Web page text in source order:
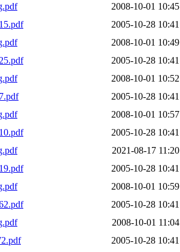
2008-10-01 10:45
2005-10-28 10:41
2008-10-01 10:49
2005-10-28 10:41
2008-10-01 10:52
2005-10-28 10:41
2008-10-01 10:57
2005-10-28 10:41
2021-08-17 11:20
2005-10-28 10:41
2008-10-01 10:59
2005-10-28 10:41
2008-10-01 11:04
2005-10-28 10:41